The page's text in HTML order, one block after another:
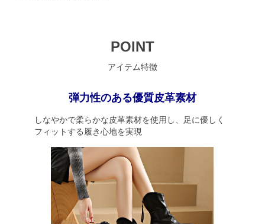
POINT
アイテム特徴
弾力性のある優質皮革素材
しなやかで柔らかな皮革素材を使用し、足に優しく
フィットする履き心地を実現